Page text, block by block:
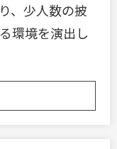
、少人数の披
環境を演出し